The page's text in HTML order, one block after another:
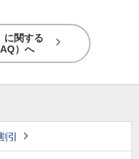
に関する
）へ
引